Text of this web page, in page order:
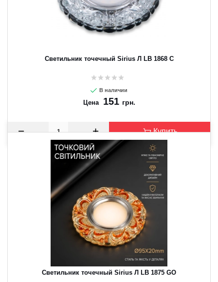
Светильник точечный Sirius Л LB 1868 C
В наличии
Цена 151 грн.
Купить
Светильник точечный Sirius Л LB 1875 GO
CANCEL